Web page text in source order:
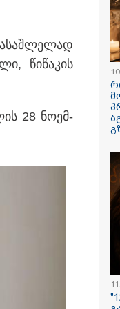
არ
სიახლე
"ამ ვიდეოს
ჩემთვის
- რას
შვილის
ვედრების
წი­წა­კის
28 ნო­ემ­